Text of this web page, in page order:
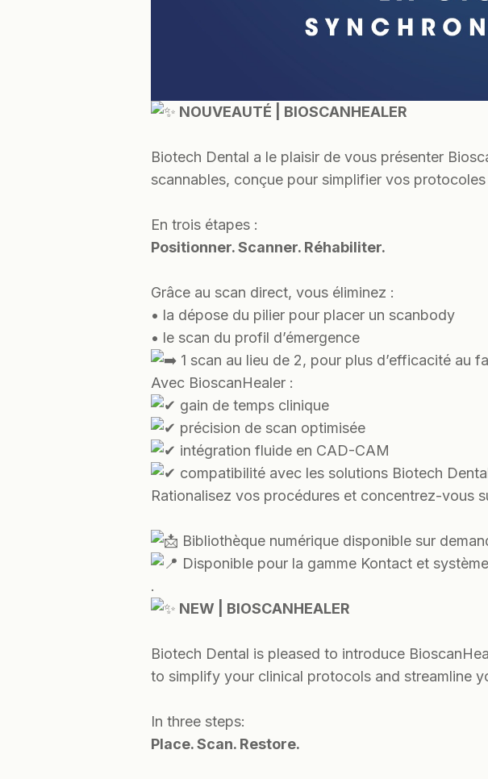
NOUVEAUTÉ | BIOSCANHEALER
Biotech Dental a le plaisir de vous présenter
scannables, conçue pour simplifier vos
En trois étapes :
Positionner. Scanner. Réhabiliter.
Grâce au scan direct, vous éliminez :
• la dépose du pilier pour placer un scanbody
• le scan du profil d’émergence
1 scan au lieu de 2, pour plus d’efficacité au
Avec BioscanHealer :
gain de temps clinique
précision de scan optimisée
intégration fluide en CAD-CAM
compatibilité avec les solutions Biotech
Rationalisez vos procédures et concentrez-vous
Bibliothèque numérique disponible sur
Disponible pour la gamme Kontact et
.
NEW | BIOSCANHEALER
Biotech Dental is pleased to introduce
to simplify your clinical protocols and streamline
In three steps:
Place. Scan. Restore.